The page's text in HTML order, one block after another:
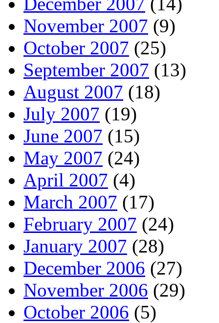
November 2007 (9)
October 2007 (25)
September 2007 (13)
August 2007 (18)
July 2007 (19)
June 2007 (15)
May 2007 (24)
April 2007 (4)
March 2007 (17)
February 2007 (24)
January 2007 (28)
December 2006 (27)
November 2006 (29)
October 2006 (5)